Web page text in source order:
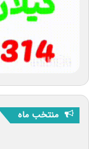
منتخب ماه